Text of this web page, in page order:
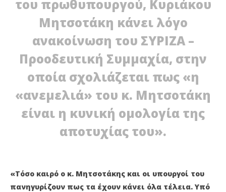
του πρωθυπουργού, Κυριάκου
Μητσοτάκη κάνει λόγο
ανακοίνωση του ΣΥΡΙΖΑ –
Προοδευτική Συμμαχία, στην
οποία σχολιάζεται πως «η
«ανεμελιά» του κ. Μητσοτάκη
είναι η κυνική ομολογία της
αποτυχίας του».
«Τόσο καιρό ο κ. Μητσοτάκης και οι υπουργοί του
πανηγυρίζουν πως τα έχουν κάνει όλα τέλεια. Υπό